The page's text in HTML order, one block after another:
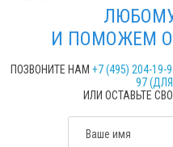
И ПОМОЖЕМ
ПОЗВОНИТЕ НАМ +7 (495) 204-19-
97
ИЛИ ОСТАВЬТЕ
Ваше имя